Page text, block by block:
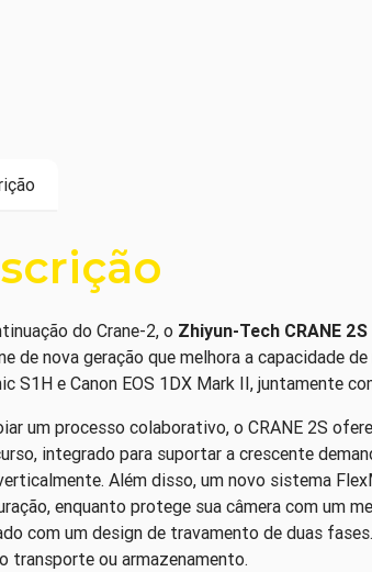
do Crane-2, o Zhiyun-Tech CRANE 2S
de nova geração que melhora a capacidade
S1H e Canon EOS 1DX Mark II, juntamente
um processo colaborativo, o CRANE 2S
integrado para suportar a crescente
Além disso, um novo sistema
enquanto protege sua câmera com um
com um design de travamento de duas
transporte ou armazenamento.